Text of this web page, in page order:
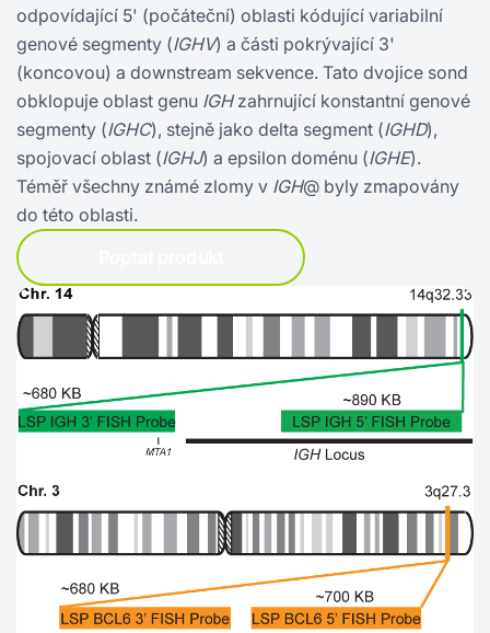
odpovídající 5' (počáteční) oblasti kódující variabilní
genové segmenty (IGHV) a části pokrývající 3'
(koncovou) a downstream sekvence. Tato dvojice sond
obklopuje oblast genu IGHzahrnující konstantní genové
segmenty (IGHC), stejně jako delta segment (IGHD),
spojovací oblast (IGHJ) a epsilon doménu (IGHE).
Téměř všechny známé zlomy v IGH@ byly zmapovány
do této oblasti.